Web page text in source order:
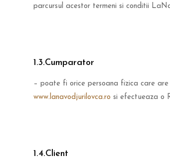
parcursul acestor termeni si conditii
1.3.Cumparator
– poate fi orice persoana fizica care
www.lanavodjurilovca.ro si efectueaza o
1.4.Client